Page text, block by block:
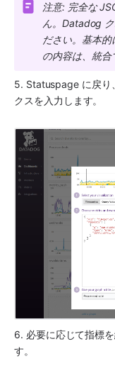
注意: 完全な
ん。Datadog
ださい。基本
の内容は、統合
5. Statuspage に戻り
クスを入力します。
6. 必要に応じて指標
す。